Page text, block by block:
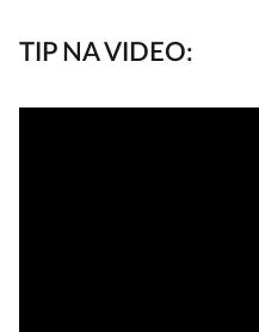
TIP NA VIDEO: